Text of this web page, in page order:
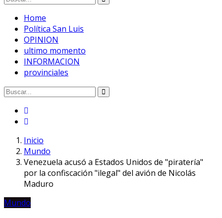
Home
Política San Luis
OPINION
ultimo momento
INFORMACION
provinciales
Inicio
Mundo
Venezuela acusó a Estados Unidos de "piratería"
por la confiscación "ilegal" del avión de Nicolás
Maduro
Mundo